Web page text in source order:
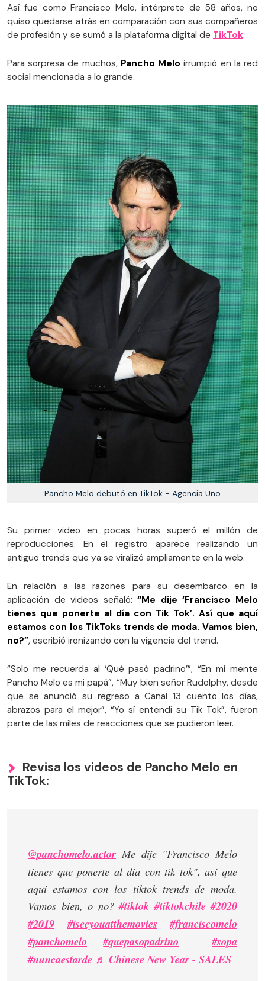
Así fue como Francisco Melo, intérprete de 58 años, no
quiso quedarse atrás en comparación con sus compañeros
de profesión y se sumó a la plataforma digital de TikTok.
Para sorpresa de muchos, Pancho Melo irrumpió en la red
social mencionada a lo grande.
Pancho Melo debutó en TikTok - Agencia Uno
Su primer video en pocas horas superó el millón de
reproducciones. En el registro aparece realizando un
antiguo trends que ya se viralizó ampliamente en la web.
En relación a las razones para su desembarco en la
aplicación de videos señaló:“Me dije ‘Francisco Melo
tienes que ponerte al día con Tik Tok’. Así que aquí
estamos con los TikToks trends de moda. Vamos bien,
no?”, escribió ironizando con la vigencia del trend.
“Solo me recuerda al ‘Qué pasó padrino’”, “En mi mente
Pancho Melo es mi papá”, “Muy bien señor Rudolphy, desde
que se anunció su regreso a Canal 13 cuento los días,
abrazos para el mejor”, “Yo sí entendí su Tik Tok”, fueron
parte de las miles de reacciones que se pudieron leer.
Revisa los videos de Pancho Melo en
TikTok:
@panchomelo.actor Me dije "Francisco Melo
tienes que ponerte al día con tik tok", así que
aquí estamos con los tiktok trends de moda.
Vamos bien, o no?#tiktok #tiktokchile #2020
#2019
#iseeyouatthemovies
#franciscomelo
#panchomelo
#quepasopadrino
#sopa
#nuncaestarde ♬ Chinese New Year - SALES